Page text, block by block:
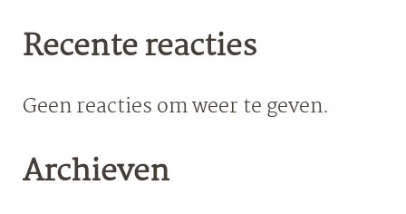
Recente reacties
Geen reacties om weer te geven.
Archieven